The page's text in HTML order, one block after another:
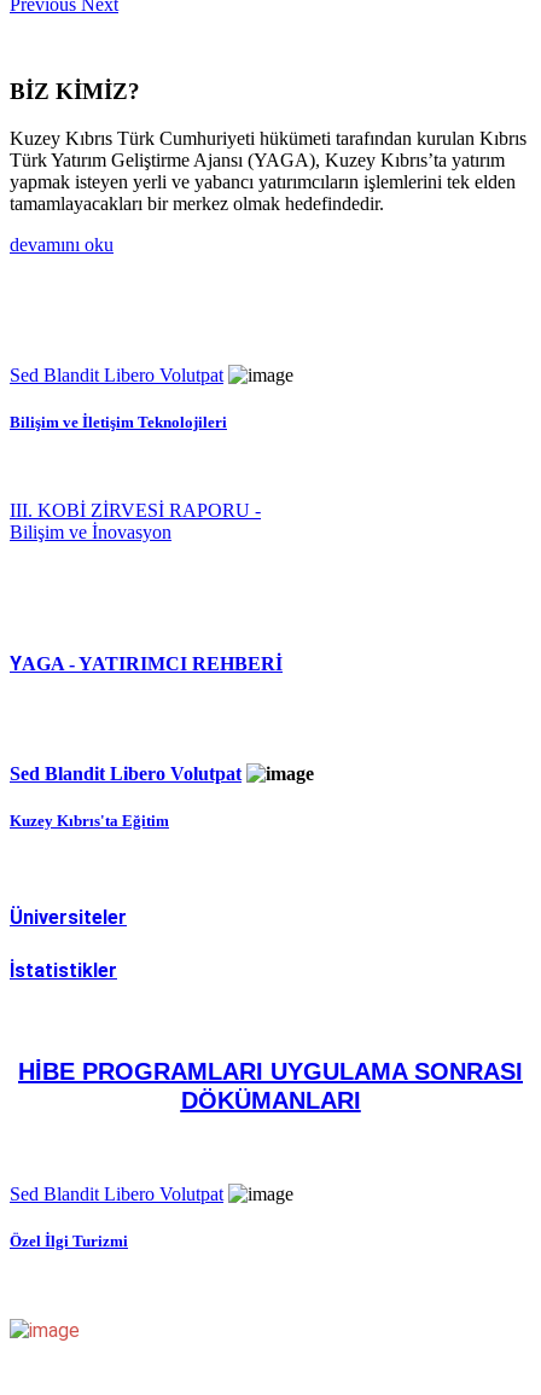
BİZ KİMİZ?
Kuzey Kıbrıs Türk Cumhuriyeti hükümeti tarafından kurulan Kıbrıs
Türk Yatırım Geliştirme Ajansı (YAGA), Kuzey Kıbrıs’ta yatırım
yapmak isteyen yerli ve yabancı yatırımcıların işlemlerini tek elden
tamamlayacakları bir merkez olmak hedefindedir.
devamını oku
Sed Blandit Libero Volutpat
Bilişim ve İletişim Teknolojileri
III. KOBİ ZİRVESİ RAPORU -
Bilişim ve İnovasyon
YAGA - YATIRIMCI REHBERİ
Sed Blandit Libero Volutpat
Kuzey Kıbrıs'ta Eğitim
Üniversiteler
İstatistikler
HİBE PROGRAMLARI UYGULAMA SONRASI
DÖKÜMANLARI
Sed Blandit Libero Volutpat
Özel İlgi Turizmi